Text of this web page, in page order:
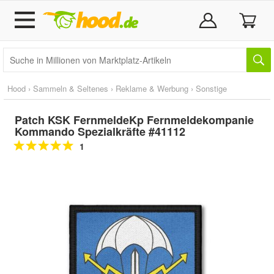
Hood › Sammeln & Seltenes › Reklame & Werbung › Sonstige
Patch KSK FernmeldeKp Fernmeldekompanie
Kommando Spezialkräfte #41112
1